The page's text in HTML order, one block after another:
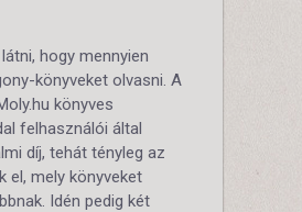
hogy mennyien
könyveket olvasni. A
könyves
felhasználói által
díj, tehát tényleg az
el, mely könyveket
Idén pedig két